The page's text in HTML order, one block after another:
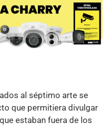
al séptimo arte se
que permitiera divulgar
estaban fuera de los